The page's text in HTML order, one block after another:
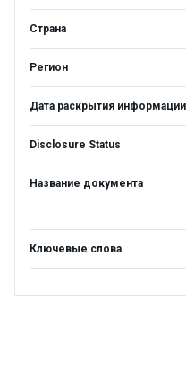
Страна
Регион
Дата раскрытия информации
Disclosure Status
Название документа
Ключевые слова